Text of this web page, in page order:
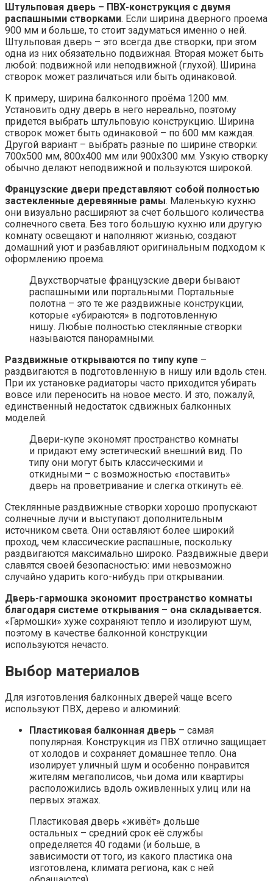
Штульповая дверь – ПВХ-конструкция с двумя
распашными створками. Если ширина дверного проема
900 мм и больше, то стоит задуматься именно о ней.
Штульповая дверь – это всегда две створки, при этом
одна из них обязательно подвижная. Вторая может быть
любой: подвижной или неподвижной (глухой). Ширина
створок может различаться или быть одинаковой.
К примеру, ширина балконного проёма 1200 мм.
Установить одну дверь в него нереально, поэтому
придется выбрать штульповую конструкцию. Ширина
створок может быть одинаковой – по 600 мм каждая.
Другой вариант – выбрать разные по ширине створки:
700х500 мм, 800х400 мм или 900х300 мм. Узкую створку
обычно делают неподвижной и пользуются широкой.
Французские двери представляют собой полностью
застекленные деревянные рамы. Маленькую кухню
они визуально расширяют за счет большого количества
солнечного света. Без того большую кухню или другую
комнату освещают и наполняют жизнью, создают
домашний уют и разбавляют оригинальным подходом к
оформлению проема.
Двухстворчатые французские двери бывают
распашными или портальными. Портальные
полотна – это те же раздвижные конструкции,
которые «убираются» в подготовленную
нишу. Любые полностью стеклянные створки
называются панорамными.
Раздвижные открываются по типу купе –
раздвигаются в подготовленную в нишу или вдоль стен.
При их установке радиаторы часто приходится убирать
вовсе или переносить на новое место. И это, пожалуй,
единственный недостаток сдвижных балконных
моделей.
Двери-купе экономят пространство комнаты
и придают ему эстетический внешний вид. По
типу они могут быть классическими и
откидными – с возможностью «поставить»
дверь на проветривание и слегка откинуть её.
Стеклянные раздвижные створки хорошо пропускают
солнечные лучи и выступают дополнительным
источником света. Они оставляют более широкий
проход, чем классические распашные, поскольку
раздвигаются максимально широко. Раздвижные двери
славятся своей безопасностью: ими невозможно
случайно ударить кого-нибудь при открывании.
Дверь-гармошка экономит пространство комнаты
благодаря системе открывания – она складывается.
«Гармошки» хуже сохраняют тепло и изолируют шум,
поэтому в качестве балконной конструкции
используются нечасто.
Выбор материалов
Для изготовления балконных дверей чаще всего
используют ПВХ, дерево и алюминий:
Пластиковая балконная дверь – самая
популярная. Конструкция из ПВХ отлично защищает
от холодов и сохраняет домашнее тепло. Она
изолирует уличный шум и особенно понравится
жителям мегаполисов, чьи дома или квартиры
расположились вдоль оживленных улиц или на
первых этажах.
Пластиковая дверь «живёт» дольше
остальных – средний срок её службы
определяется 40 годами (и больше, в
зависимости от того, из какого пластика она
изготовлена, климата региона, как с ней